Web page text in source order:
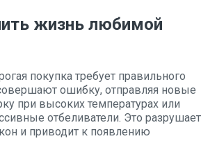
жизнь любимой
покупка требует правильного
ошибку, отправляя новые
при высоких температурах или
отбеливатели. Это разрушает
и приводит к появлению